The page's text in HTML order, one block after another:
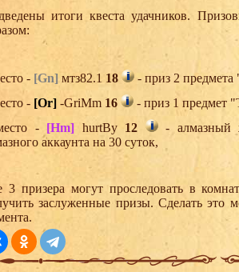
итоги квеста удачников.
- [Gn] мтз82.1 18
- приз 2
- [Or] -GriMm 16
- приз 1 предмет
- [Hm] hurtBy 12
- алмазный
аккаунта на 30 суток,
3 призера могут проследовать в
заслуженные призы. Сделать это